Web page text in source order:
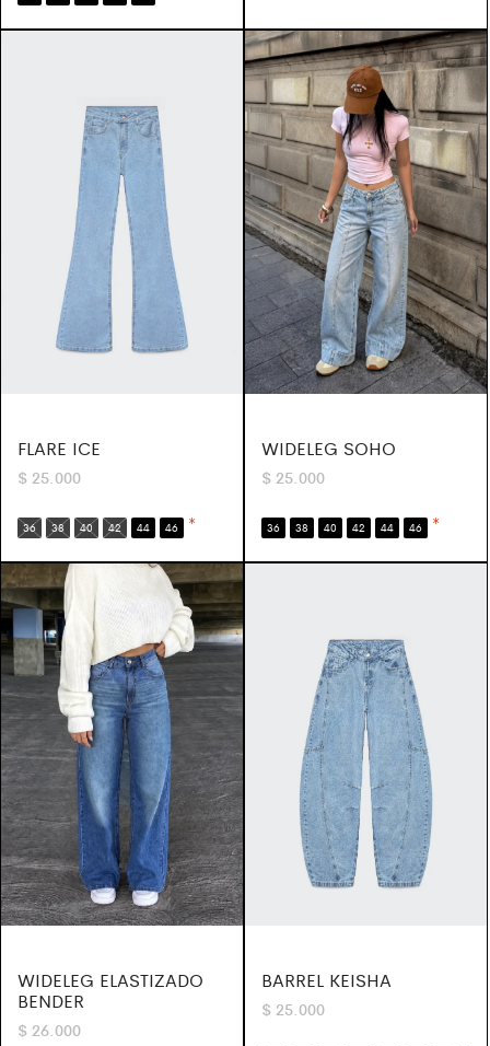
FLARE ICE
$ 25.000
36 38 40 42 44 46 *
WIDELEG SOHO
$ 25.000
36 38 40 42 44 46 *
WIDELEG ELASTIZADO
BENDER
$ 26.000
BARREL KEISHA
$ 25.000